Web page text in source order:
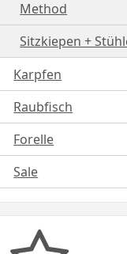
Method
Sitzkiepen +
Karpfen
Raubfisch
Forelle
Sale